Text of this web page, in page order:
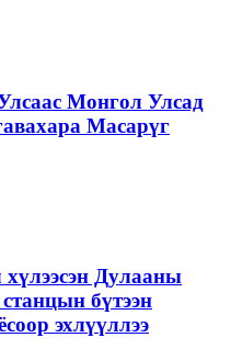
Монгол Улсад
Масарүг
Дулааны
бүтээн
эхлүүллээ